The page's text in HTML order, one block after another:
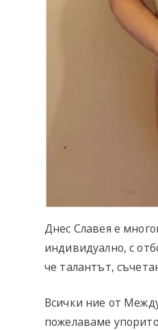
Днес Славея е
индивидуално, с
че талантът,
Всички ние от
пожелаваме